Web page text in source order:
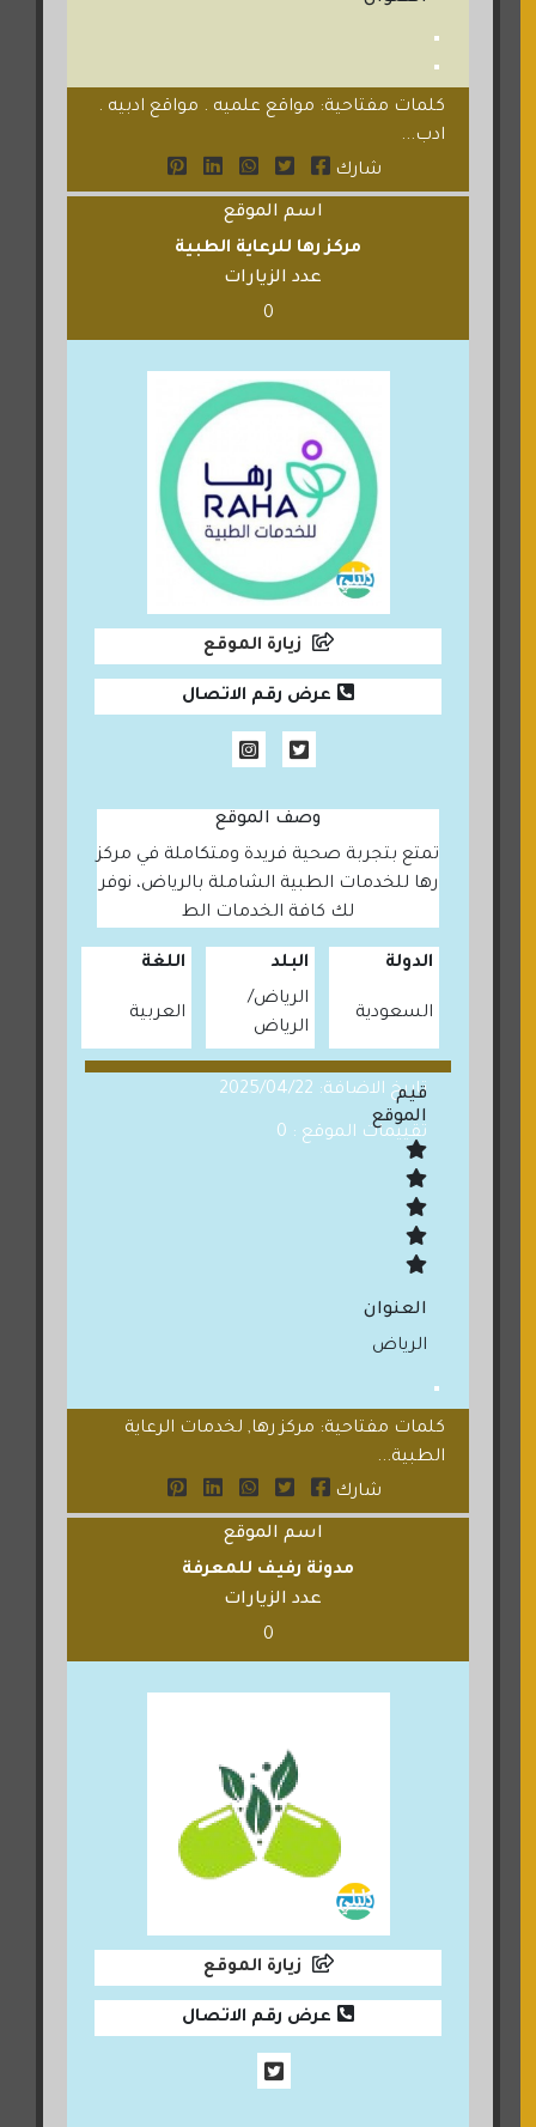
كلمات مفتاحية: مواقع علميه . مواقع ادبيه .
ادب...
شارك
اسم الموقع
مركز رها للرعاية الطبية
عدد الزيارات
0
زيارة الموقع
عرض رقم الاتصال
وصف الموقع
تمتع بتجربة صحية فريدة ومتكاملة في مركز
رها للخدمات الطبية الشاملة بالرياض، نوفر
لك كافة الخدمات الط
الدولة
السعودية
البلد
الرياض
الرياض
اللغة
العربية
تاريخ الاضافة: 2025/04/22
تقييمات الموقع : 0
قيم
الموقع
العنوان
الرياض
كلمات مفتاحية: مركز رها, لخدمات الرعاية
الطبية...
شارك
اسم الموقع
مدونة رفيف للمعرفة
عدد الزيارات
0
زيارة الموقع
عرض رقم الاتصال